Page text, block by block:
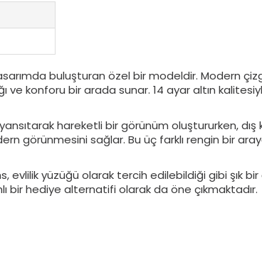
buluşturan özel bir modeldir. Modern
ve konforu bir arada sunar. 14 ayar altın
yansıtarak hareketli bir görünüm oluştururken,
görünmesini sağlar. Bu üç farklı rengin bir
evlilik yüzüğü olarak tercih edilebildiği gibi şık
bir hediye alternatifi olarak da öne çıkmaktadır.